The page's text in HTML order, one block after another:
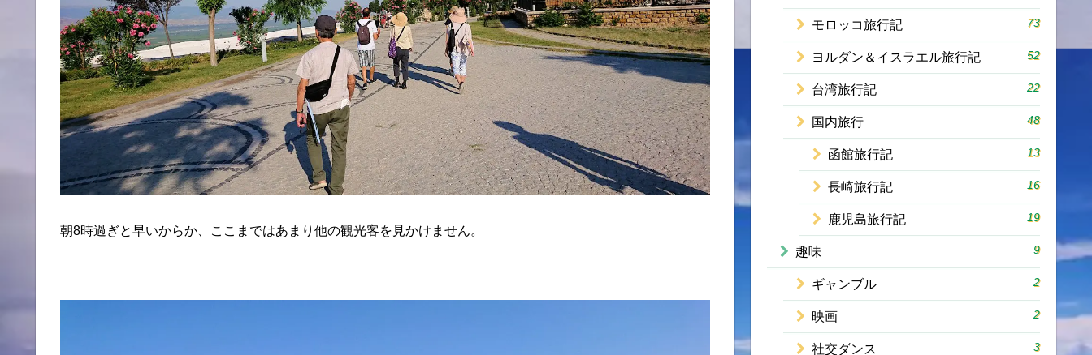
朝8時過ぎと早いからか、ここまではあまり他の観光客を見かけません。
モロッコ旅行記 73
ヨルダン＆イスラエル旅行記 52
台湾旅行記 22
国内旅行 48
函館旅行記 13
長崎旅行記 16
鹿児島旅行記 19
趣味 9
ギャンブル 2
映画 2
社交ダンス 3